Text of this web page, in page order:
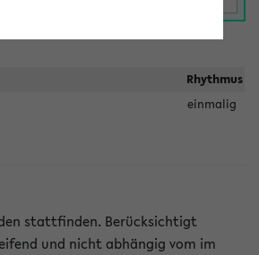
Rhythmus
einmalig
stattfinden. Berücksichtigt
und nicht abhängig vom im